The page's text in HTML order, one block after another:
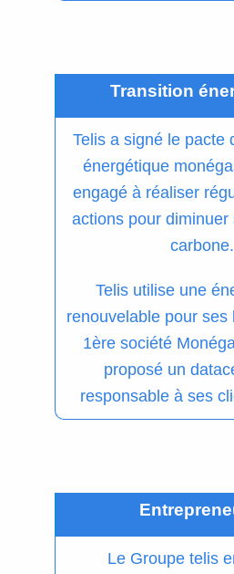
Transition
Telis a signé le pacte
énergétique
engagé à réaliser
actions pour diminuer
carbone.
Telis utilise une
renouvelable pour ses
1ère société
proposé un
responsable à ses
Le Groupe telis